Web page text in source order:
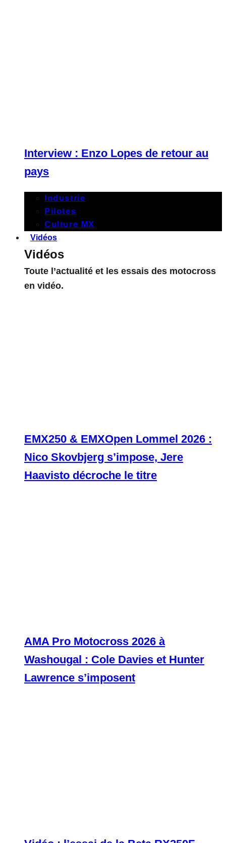
Interview : Enzo Lopes de retour au
pays
Industrie
Pilotes
Culture MX
Vidéos
Vidéos
Toute l’actualité et les essais des motocross
en vidéo.
EMX250 & EMXOpen Lommel 2026 :
Nico Skovbjerg s’impose, Jere
Haavisto décroche le titre
AMA Pro Motocross 2026 à
Washougal : Cole Davies et Hunter
Lawrence s’imposent